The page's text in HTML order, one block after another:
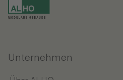
Unternehmen